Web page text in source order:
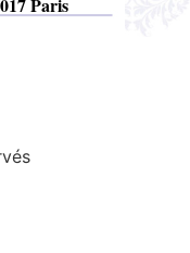
Paris​